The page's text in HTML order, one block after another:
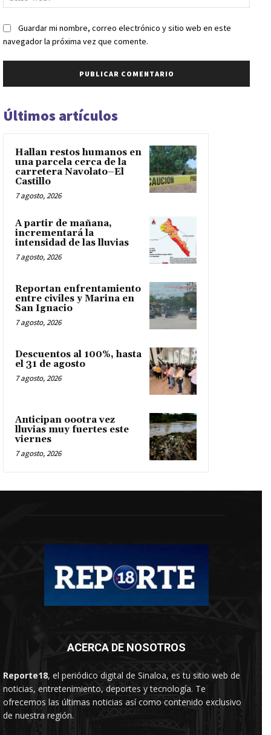
web:
Guardar mi nombre, correo electrónico y sitio web en este
navegador la próxima vez que comente.
Últimos artículos
Hallan restos humanos en
una parcela cerca de la
carretera Navolato–El
Castillo
7 agosto, 2026
A partir de mañana,
incrementará la
intensidad de las lluvias
7 agosto, 2026
Reportan enfrentamiento
entre civiles y Marina en
San Ignacio
7 agosto, 2026
Descuentos al 100%, hasta
el 31 de agosto
7 agosto, 2026
Anticipan oootra vez
lluvias muy fuertes este
viernes
7 agosto, 2026
ACERCA DE NOSOTROS
Reporte18, el periódico digital de Sinaloa, es tu sitio web de
noticias, entretenimiento, deportes y tecnología. Te
ofrecemos las últimas noticias así como contenido exclusivo
de nuestra región.